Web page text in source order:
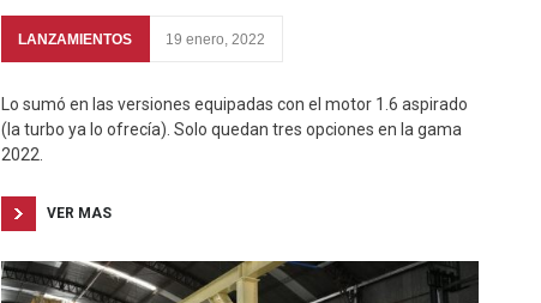
LANZAMIENTOS 19 enero, 2022
Lo sumó en las versiones equipadas con el motor 1.6 aspirado
(la turbo ya lo ofrecía). Solo quedan tres opciones en la gama
2022.
VER MAS